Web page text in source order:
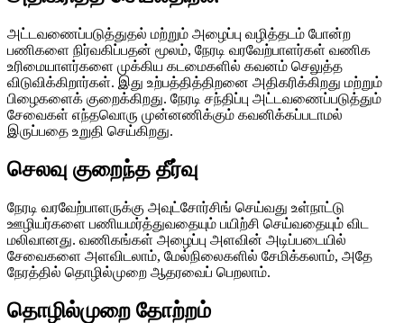
அட்டவணைப்படுத்துதல் மற்றும் அழைப்பு வழித்தடம் போன்ற
பணிகளை நிர்வகிப்பதன் மூலம், நேரடி வரவேற்பாளர்கள் வணிக
உரிமையாளர்களை முக்கிய கடமைகளில் கவனம் செலுத்த
விடுவிக்கிறார்கள். இது உற்பத்தித்திறனை அதிகரிக்கிறது மற்றும்
பிழைகளைக் குறைக்கிறது. நேரடி சந்திப்பு அட்டவணைப்படுத்தும்
சேவைகள் எந்தவொரு முன்னணிக்கும் கவனிக்கப்படாமல்
இருப்பதை உறுதி செய்கிறது.
செலவு குறைந்த தீர்வு
நேரடி வரவேற்பாளருக்கு அவுட்சோர்சிங் செய்வது உள்நாட்டு
ஊழியர்களை பணியமர்த்துவதையும் பயிற்சி செய்வதையும் விட
மலிவானது. வணிகங்கள் அழைப்பு அளவின் அடிப்படையில்
சேவைகளை அளவிடலாம், மேல்நிலைகளில் சேமிக்கலாம், அதே
நேரத்தில் தொழில்முறை ஆதரவைப் பெறலாம்.
தொழில்முறை தோற்றம்